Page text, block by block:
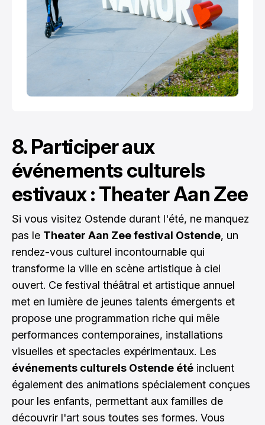
8. Participer aux
événements culturels
estivaux : Theater Aan Zee
Si vous visitez Ostende durant l'été, ne manquez
pas le Theater Aan Zee festival Ostende, un
rendez-vous culturel incontournable qui
transforme la ville en scène artistique à ciel
ouvert. Ce festival théâtral et artistique annuel
met en lumière de jeunes talents émergents et
propose une programmation riche qui mêle
performances contemporaines, installations
visuelles et spectacles expérimentaux. Les
événements culturels Ostende été incluent
également des animations spécialement conçues
pour les enfants, permettant aux familles de
découvrir l'art sous toutes ses formes. Vous